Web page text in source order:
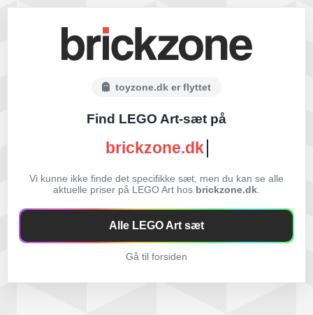
toyzone.dk er flyttet
Find LEGO Art-sæt på
brickzone.dk
Vi kunne ikke finde det specifikke sæt, men du kan se alle
aktuelle priser på LEGO Art hos brickzone.dk
Alle LEGO Art sæt
Gå til forsiden